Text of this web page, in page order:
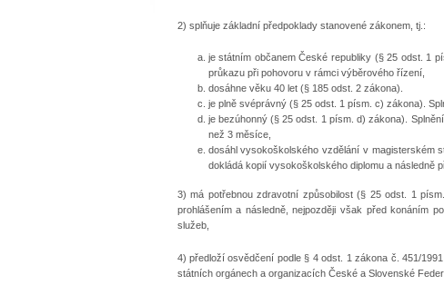
2) splňuje základní předpoklady stanovené zákonem, tj.:
je státním občanem České republiky (§ 25 odst. 1
průkazu při pohovoru v rámci výběrového řízení,
dosáhne věku 40 let (§ 185 odst. 2 zákona).
je plně svéprávný (§ 25 odst. 1 písm. c) zákona).
je bezúhonný (§ 25 odst. 1 písm. d) zákona).
než 3 měsíce,
dosáhl vysokoškolského vzdělání v magisterském
dokládá kopií vysokoškolského diplomu a následně
3) má potřebnou zdravotní způsobilost (§ 25 odst. 1
prohlášením a následně, nejpozději však před konáním
služeb,
4) předloží osvědčení podle § 4 odst. 1 zákona č. 451/
státních orgánech a organizacích České a Slovenské